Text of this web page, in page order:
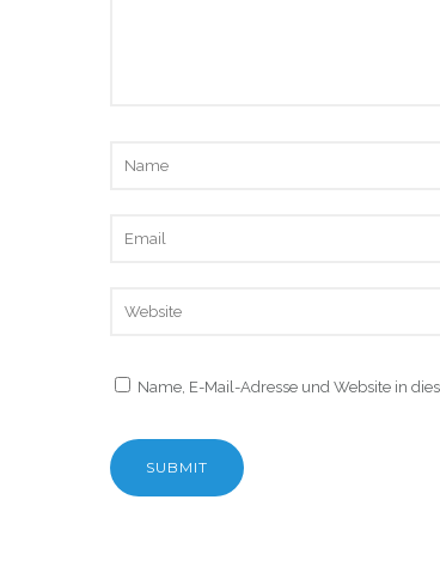
Name, E-Mail-Adresse und Website in